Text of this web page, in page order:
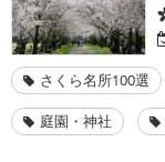
さくら名所100選
庭園・神社